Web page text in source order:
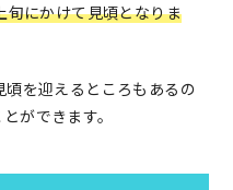
にかけて見頃となりま
を迎えるところもあるの
ができます。